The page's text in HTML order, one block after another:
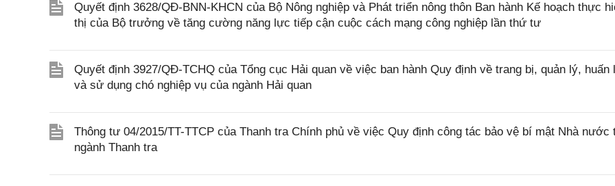
Quyết định 3628/QĐ-BNN-KHCN của Bộ Nông nghiệp và Phát triển nông thôn Ban hành Kế hoạch thực
thị của Bộ trưởng về tăng cường năng lực tiếp cận cuộc cách mạng công nghiệp lần thứ tư
Quyết định 3927/QĐ-TCHQ của Tổng cục Hải quan về việc ban hành Quy định về trang bị, quản lý, huấn
và sử dụng chó nghiệp vụ của ngành Hải quan
Thông tư 04/2015/TT-TTCP của Thanh tra Chính phủ về việc Quy định công tác bảo vệ bí mật Nhà nước
ngành Thanh tra